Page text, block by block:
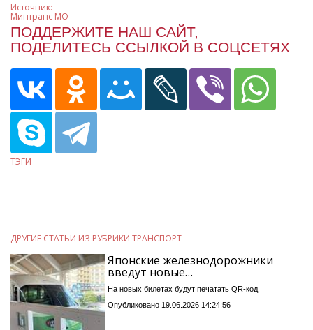
Источник:
Минтранс МО
ПОДДЕРЖИТЕ НАШ САЙТ,
ПОДЕЛИТЕСЬ ССЫЛКОЙ В СОЦСЕТЯХ
ТЭГИ
ДРУГИЕ СТАТЬИ ИЗ РУБРИКИ ТРАНСПОРТ
Японские железнодорожники
введут новые…
На новых билетах будут печатать QR-код
Опубликовано 19.06.2026 14:24:56